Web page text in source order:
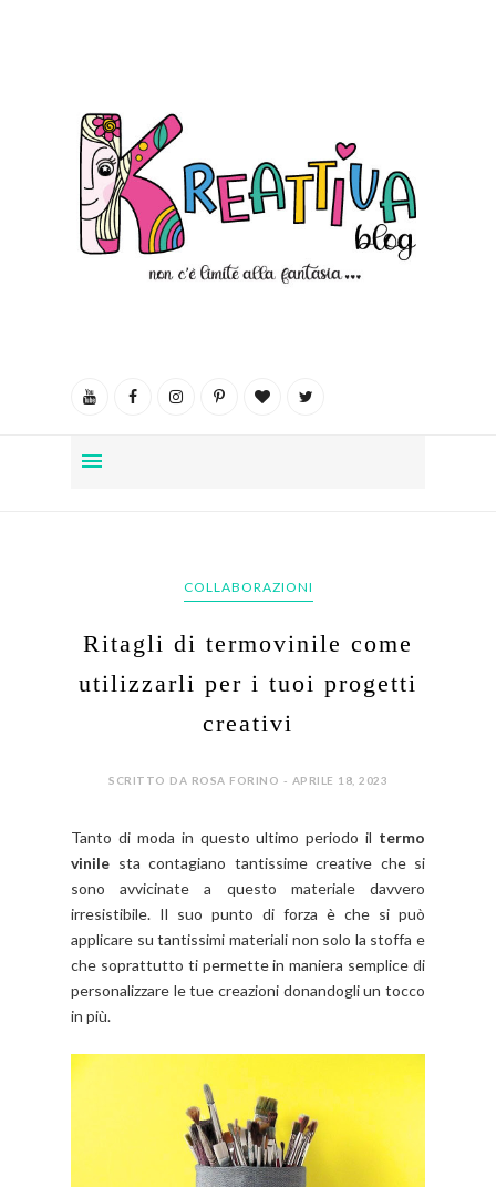
COLLABORAZIONI
Ritagli di termovinile come
utilizzarli per i tuoi progetti
creativi
SCRITTO DA ROSA FORINO - APRILE 18, 2023
Tanto di moda in questo ultimo periodo il termo
vinile sta contagiano tantissime creative che si
sono avvicinate a questo materiale davvero
irresistibile. Il suo punto di forza è che si può
applicare su tantissimi materiali non solo la stoffa e
che soprattutto ti permette in maniera semplice di
personalizzare le tue creazioni donandogli un tocco
in più.